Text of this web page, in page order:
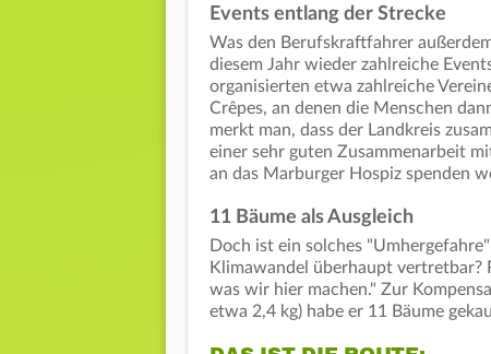
Events entlang der Strecke
Was den Berufskraftfahrer
diesem Jahr wieder zahlreiche
organisierten etwa zahlreiche
Crêpes, an denen die Menschen
merkt man, dass der Landkreis
einer sehr guten Zusammenarbeit
an das Marburger Hospiz spenden
11 Bäume als Ausgleich
Doch ist ein solches
Klimawandel überhaupt vertretbar?
was wir hier machen." Zur
etwa 2,4 kg) habe er 11 Bäume